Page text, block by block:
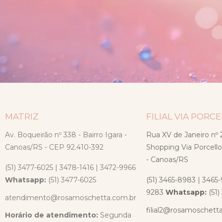
MATRIZ
Av. Boqueirão nº 338 - Bairro Igara -
Canoas/RS - CEP 92.410-392
(51) 3477-6025 | 3478-1416 | 3472-9966
Whatsapp: (51) 3477-6025
atendimento@rosamoschetta.com.br
Horário de atendimento: Segunda
FILIAL VIA
Rua XV de Janeiro nº
Shopping Via
- Canoas/RS
(51) 3465-8983 |
9283 Whatsapp: